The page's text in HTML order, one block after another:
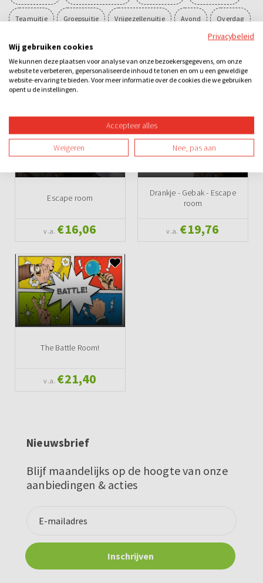
Teamuitje Groepsuitje Vrijgezellenuitje Avond Overdag
Binnen Spel Teambuilding
Ook leuk
Escape room
v.a. €16,06
Drankje - Gebak - Escape
room
v.a. €19,76
The Battle Room!
v.a. €21,40
Nieuwsbrief
Blijf maandelijks op de hoogte van onze
aanbiedingen & acties
Privacybeleid
Wij gebruiken cookies
We kunnen deze plaatsen voor analyse van onze bezoekersgegevens, om onze
website te verbeteren, gepersonaliseerde inhoud te tonen en om u een geweldige
website-ervaring te bieden. Voor meer informatie over de cookies die we gebruiken
opent u de instellingen.
Accepteer alles
Weigeren Nee, pas aan